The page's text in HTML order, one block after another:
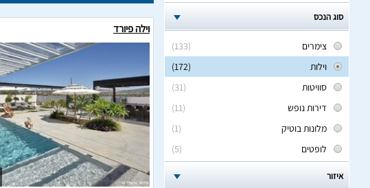
סוג הנכס
(133)
צימרים
(172)
וילות
(31)
סוויטות
(11)
דירות נופש
(1)
מלונות בוטיק
(5)
לופטים
איזור
וילה פיורד